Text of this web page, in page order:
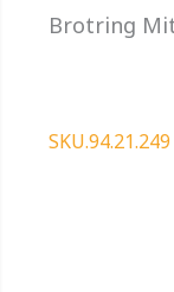
Brotring
SKU.94.21.249